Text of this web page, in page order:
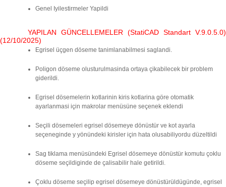
Genel Iyilestirmeler Yapildi
YAPILAN GÜNCELLEMELER (StatiCAD Standart V.9.0.5.0)
(12/10/2025)
Egrisel üçgen döseme tanimlanabilmesi saglandi.
Poligon döseme olusturulmasinda ortaya çikabilecek bir problem
giderildi.
Egrisel dösemelerin kotlarinin kiris kotlarina göre otomatik
ayarlanmasi için makrolar menüsüne seçenek eklendi
Seçili dösemeleri egrisel dösemeye dönüstür ve kot ayarla
seçeneginde y yönündeki kirisler için hata olusabiliyordu düzeltildi
Sag tiklama menüsündeki Egrisel dösemeye dönüstür komutu çoklu
döseme seçildiginde de çalisabilir hale getirildi.
Çoklu döseme seçilip egrisel dösemeye dönüstürüldügünde, egrisel